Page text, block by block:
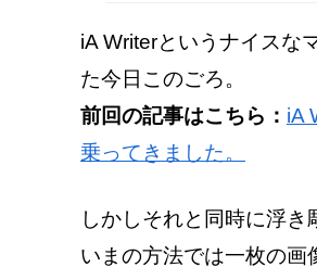
iA Writerというナイスな
た今日このごろ。
前回の記事はこちら： iA
乗ってきました。
しかしそれと同時に浮き
いまの方法では一枚の画